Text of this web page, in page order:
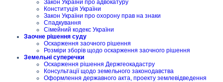
Закон України про адвокатуру
Конституція України
Закон України про охорону прав на знаки
Спадкування
Сімейний кодекс України
Заочне рішення суду
Оскарження заочного рішення
Розміри зборів щодо оскарження заочного рішення
Земельні суперечки
Оскарження рішення Держгеокадастру
Консультації щодо земельного законодавства
Оформлення державного акта, проекту землевідведення